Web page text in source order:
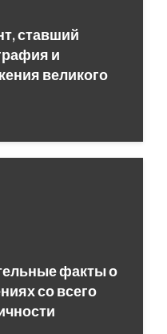
ставший
и
великого
факты о
со всего